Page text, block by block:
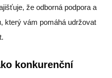
že odborná podpora a
který vám pomáhá udržovat
konkurenční